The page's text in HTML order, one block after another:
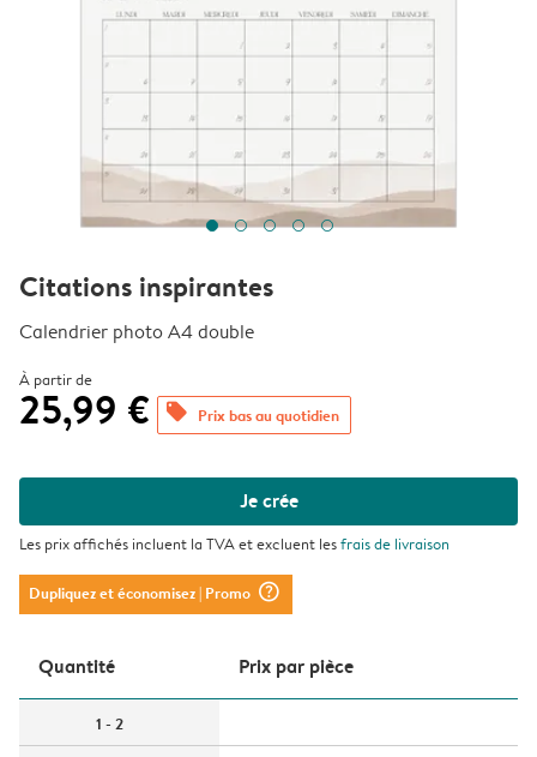
Citations inspirantes
Calendrier photo A4 double
À partir de
25,99 € offers Prix bas au quotidien
Je crée
Les prix affichés incluent la TVA et excluent lesfrais de livraison
Dupliquez et économisez| Promo question_mark_circle
Quantité Prix ​​par pièce
1 - 2